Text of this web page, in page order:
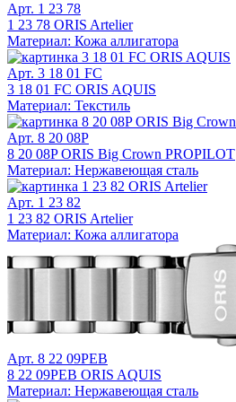
Арт. 1 23 78
1 23 78 ORIS Artelier
Материал: Кожа аллигатора
Арт. 3 18 01 FC
3 18 01 FC ORIS AQUIS
Материал: Текстиль
Арт. 8 20 08P
8 20 08P ORIS Big Crown PROPILOT
Материал: Нержавеющая сталь
Арт. 1 23 82
1 23 82 ORIS Artelier
Материал: Кожа аллигатора
Арт. 8 22 09PEB
8 22 09PEB ORIS AQUIS
Материал: Нержавеющая сталь